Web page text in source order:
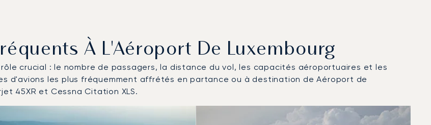
À L'Aéroport De Luxembourg
crucial : le nombre de passagers, la distance du vol, les capacités aéroportuaires et les
d'avions les plus fréquemment affrétés en partance ou à destination de Aéroport de
45XR et Cessna Citation XLS.
en nombre de mouvements en 2025